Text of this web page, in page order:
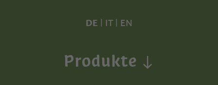
DE IT| EN
Produkte